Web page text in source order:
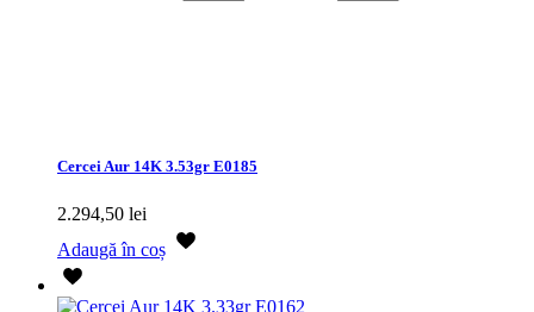
Cercei Aur 14K 3.53gr E0185
2.294,50 lei
Adaugă în coș